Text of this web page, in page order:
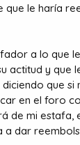
hacer el pago
pesar de todo
que tengo que
la primera
te estoy
tengo que
me dijo que
enviar el cupón
primera vez
que le haría
a lo que
actitud y que
que
en el foro
de mi estafa,
a dar